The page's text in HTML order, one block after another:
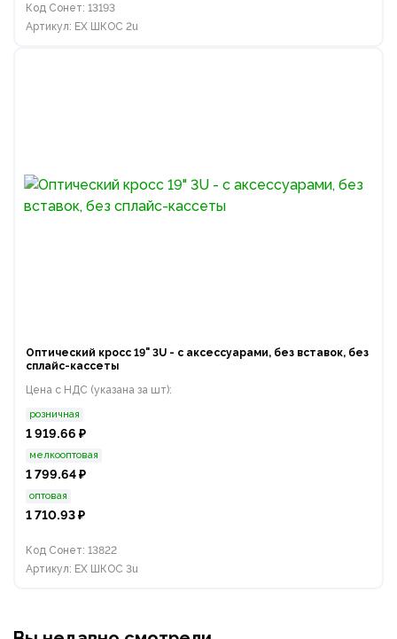
Код Сонет: 13193
Артикул: EX ШКОС 2u
Оптический кросс 19" 3U - с аксессуарами, без вставок, без
сплайс-кассеты
Цена с НДС (указана за шт):
розничная
1 919.66 ₽
мелкооптовая
1 799.64 ₽
оптовая
1 710.93 ₽
Код Сонет: 13822
Артикул: EX ШКОС 3u